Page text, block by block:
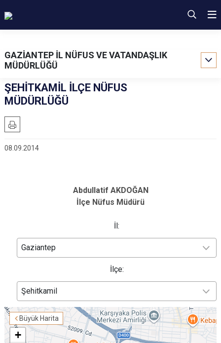
GAZİANTEP İL NÜFUS VE VATANDAŞLIK
MÜDÜRLÜĞÜ
ŞEHİTKAMİL İLÇE NÜFUS
MÜDÜRLÜĞÜ
08.09.2014
Abdullatif AKDOĞAN
İlçe Nüfus Müdürü
İl:
Gaziantep
İlçe:
Şehitkamil
Büyük Harita
+